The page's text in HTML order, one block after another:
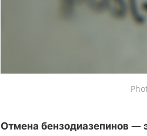
Отмена бензодиазепинов —